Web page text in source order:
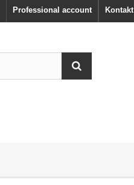
Kontakt
Professional account